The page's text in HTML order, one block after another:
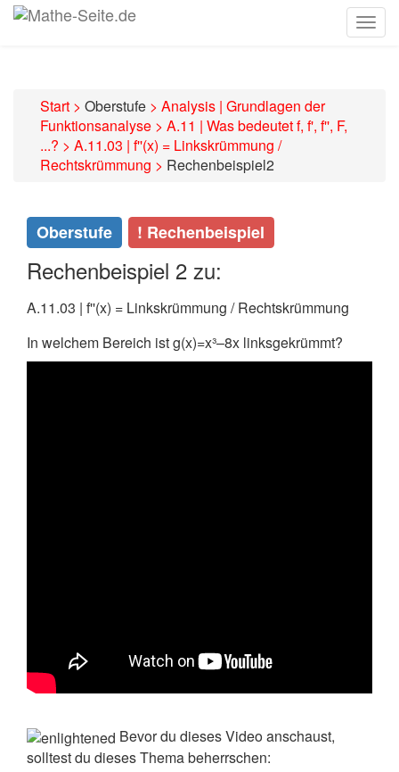
Start > Oberstufe > Analysis | Grundlagen der
Funktionsanalyse > A.11 | Was bedeutet f, f', f'', F,
...? > A.11.03 | f''(x) = Linkskrümmung /
Rechtskrümmung > Rechenbeispiel2
Oberstufe ! Rechenbeispiel
Rechenbeispiel 2 zu:
A.11.03 | f''(x) = Linkskrümmung / Rechtskrümmung
In welchem Bereich ist g(x)=x³–8x linksgekrümmt?
Bevor du dieses Video anschaust,
solltest du dieses Thema beherrschen: